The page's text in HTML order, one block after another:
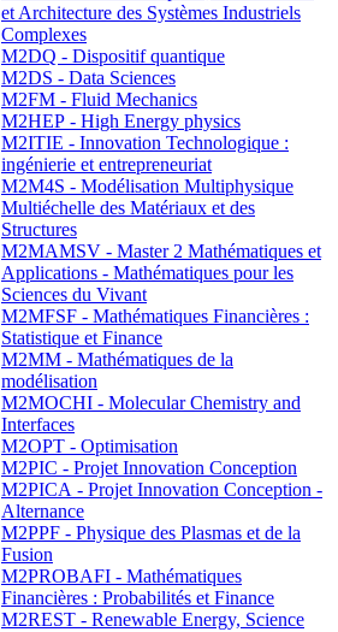
et Architecture des Systèmes Industriels
Complexes
M2DQ - Dispositif quantique
M2DS - Data Sciences
M2FM - Fluid Mechanics
M2HEP - High Energy physics
M2ITIE - Innovation Technologique :
ingénierie et entrepreneuriat
M2M4S - Modélisation Multiphysique
Multiéchelle des Matériaux et des
Structures
M2MAMSV - Master 2 Mathématiques et
Applications - Mathématiques pour les
Sciences du Vivant
M2MFSF - Mathématiques Financières :
Statistique et Finance
M2MM - Mathématiques de la
modélisation
M2MOCHI - Molecular Chemistry and
Interfaces
M2OPT - Optimisation
M2PIC - Projet Innovation Conception
M2PICA - Projet Innovation Conception -
Alternance
M2PPF - Physique des Plasmas et de la
Fusion
M2PROBAFI - Mathématiques
Financières : Probabilités et Finance
M2REST - Renewable Energy, Science